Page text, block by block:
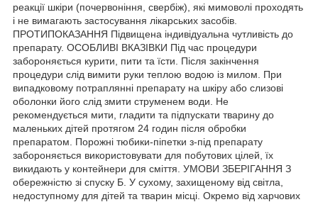
реакції шкіри (почервоніння, свербіж), які мимоволі проходять
і не вимагають застосування лікарських засобів.
ПРОТИПОКАЗАННЯ Підвищена індивідуальна чутливість до
препарату. ОСОБЛИВІ ВКАЗІВКИ Під час процедури
забороняється курити, пити та їсти. Після закінчення
процедури слід вимити руки теплою водою із милом. При
випадковому потраплянні препарату на шкіру або слизові
оболонки його слід змити струменем води. Не
рекомендується мити, гладити та підпускати тварину до
маленьких дітей протягом 24 годин після обробки
препаратом. Порожні тюбики-піпетки з-під препарату
забороняється використовувати для побутових цілей, їх
викидають у контейнери для сміття. УМОВИ ЗБЕРІГАННЯ З
обережністю зі спуску Б. У сухому, захищеному від світла,
недоступному для дітей та тварин місці. Окремо від харчових